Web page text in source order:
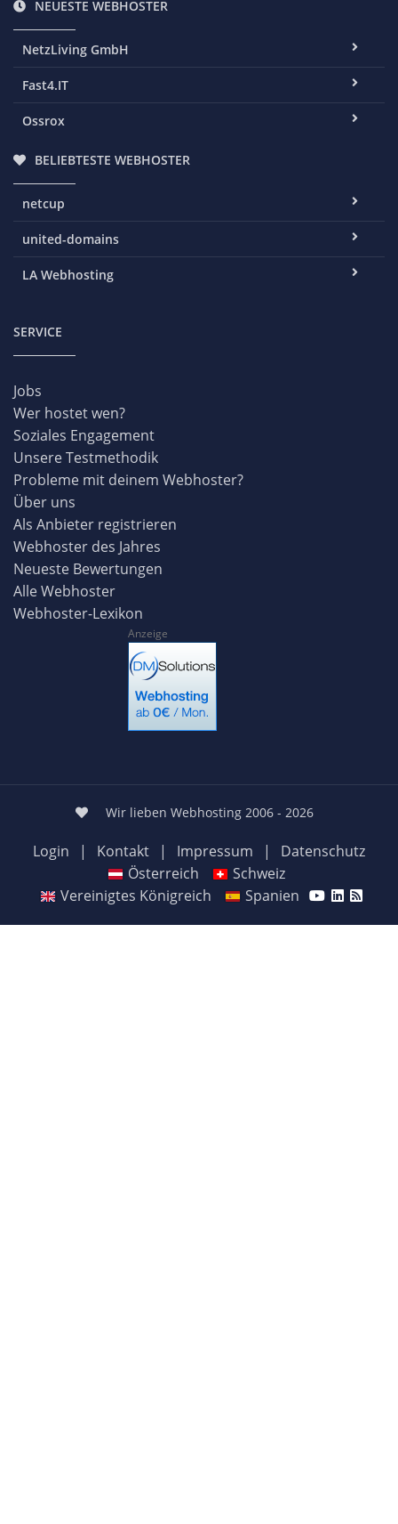
NEUESTE WEBHOSTER
NetzLiving GmbH
Fast4.IT
Ossrox
BELIEBTESTE WEBHOSTER
netcup
united-domains
LA Webhosting
SERVICE
Jobs
Wer hostet wen?
Soziales Engagement
Unsere Testmethodik
Probleme mit deinem Webhoster?
Über uns
Als Anbieter registrieren
Webhoster des Jahres
Neueste Bewertungen
Alle Webhoster
Webhoster-Lexikon
Anzeige
Wir lieben Webhosting 2006 - 2026
Login | Kontakt | Impressum |
Datenschutz
Österreich
Schweiz
Vereinigtes Königreich
Spanien